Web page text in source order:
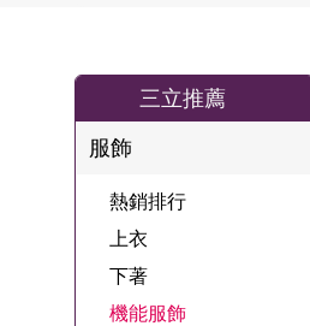
古溜x五秀園
熱銷排行
夜聯名
名
熱銷排行
品
焙
熱銷排行
清潔用品
寢具│床墊
熱銷排行
機能服飾
配件
養生|保健
池昌旭代言
OUR FAMILY
熱銷排行
女內褲
男內褲
熱銷排行
美容專區
涼夏家電
韓國
SKINASSET
甘味人生鍵力
肽↙85折
百味人生
三立推薦
服飾
熱銷排行
上衣
下著
機能服飾